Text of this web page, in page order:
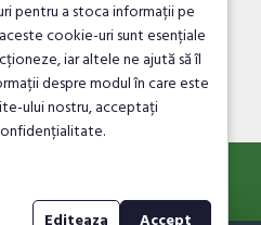
de confidentialitate
SRL
pentru a stoca informații pe
cookie-uri sunt esențiale
iar altele ne ajută să îl
despre modul în care este
ului nostru, acceptați
Editeaza Accept